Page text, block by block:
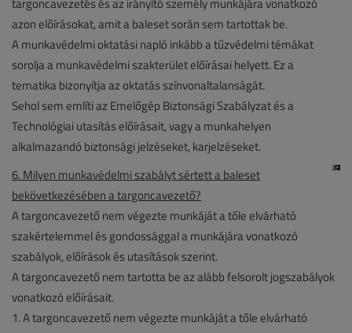
targoncavezetés és az irányító személy munkájára vonatkozó
azon előírásokat, amit a baleset során sem tartottak be.
A munkavédelmi oktatási napló inkább a tűzvédelmi témákat
sorolja a munkavédelmi szakterület előírásai helyett. Ez a
tematika bizonyítja az oktatás színvonaltalanságát.
Sehol sem említi az Emelőgép Biztonsági Szabályzat és a
Technológiai utasítás előírásait, vagy a munkahelyen
alkalmazandó biztonsági jelzéseket, karjelzéseket.
6. Milyen munkavédelmi szabályt sértett a baleset
bekövetkezésében a targoncavezető?
A targoncavezető nem végezte munkáját a tőle elvárható
szakértelemmel és gondossággal a munkájára vonatkozó
szabályok, előírások és utasítások szerint.
A targoncavezető nem tartotta be az alább felsorolt jogszabályok
vonatkozó előírásait.
1. A targoncavezető nem végezte munkáját a tőle elvárható